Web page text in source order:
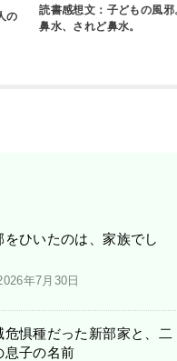
の
読書感想文：子どもの風
鼻水、されど鼻水。
をひいたのは、家族でし
年7月30日
危惧種だった新部家と、二
息子の名前